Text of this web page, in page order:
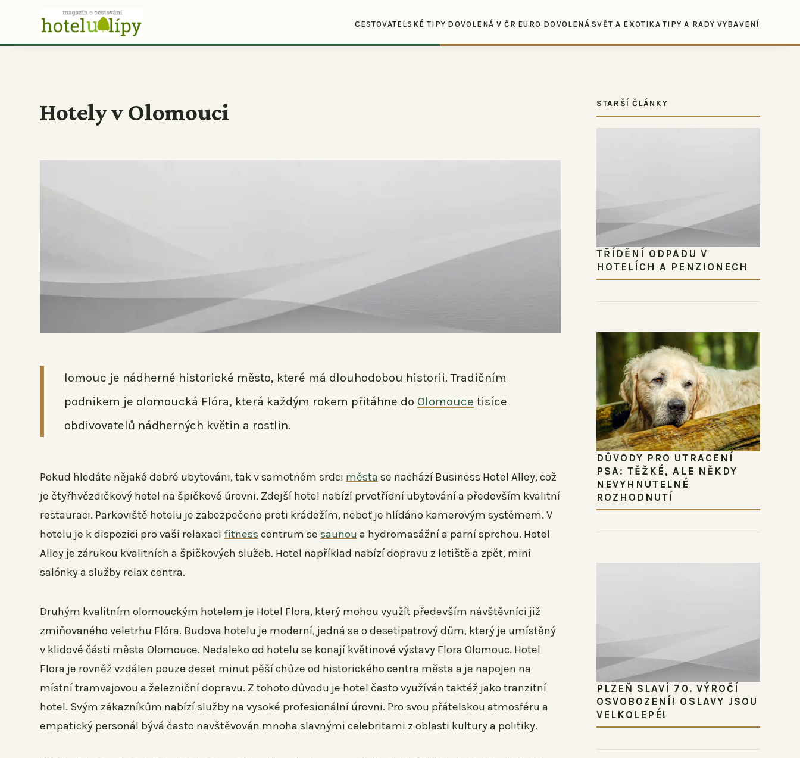
CESTOVATELSKÉ TIPY DOVOLENÁ V ČR EURO DOVOLENÁ SVĚT A EXOTIKA TIPY A RADY VYBAVENÍ
Hotely v Olomouci
lomouc je nádherné historické město, které má dlouhodobou historii. Tradičním
podnikem je olomoucká Flóra, která každým rokem přitáhne do Olomouce tisíce
obdivovatelů nádherných květin a rostlin.
Pokud hledáte nějaké dobré ubytováni, tak v samotném srdci města se nachází Business Hotel Alley, což
je čtyřhvězdičkový hotel na špičkové úrovni. Zdejší hotel nabízí prvotřídní ubytování a především kvalitní
restauraci. Parkoviště hotelu je zabezpečeno proti krádežím, neboť je hlídáno kamerovým systémem. V
hotelu je k dispozici pro vaši relaxaci fitness centrum se saunou a hydromasážní a parní sprchou. Hotel
Alley je zárukou kvalitních a špičkových služeb. Hotel například nabízí dopravu z letiště a zpět, mini
salónky a služby relax centra.
Druhým kvalitním olomouckým hotelem je Hotel Flora, který mohou využít především návštěvníci již
zmiňovaného veletrhu Flóra. Budova hotelu je moderní, jedná se o desetipatrový dům, který je umístěný
v klidové části města Olomouce. Nedaleko od hotelu se konají květinové výstavy Flora Olomouc. Hotel
Flora je rovněž vzdálen pouze deset minut pěší chůze od historického centra města a je napojen na
místní tramvajovou a železniční dopravu. Z tohoto důvodu je hotel často využíván taktéž jako tranzitní
hotel. Svým zákazníkům nabízí služby na vysoké profesionální úrovni. Pro svou přátelskou atmosféru a
empatický personál bývá často navštěvován mnoha slavnými celebritami z oblasti kultury a politiky.
STARŠÍ ČLÁNKY
TŘÍDĚNÍ ODPADU V
HOTELÍCH A PENZIONECH
DŮVODY PRO UTRACENÍ
PSA: TĚŽKÉ, ALE NĚKDY
NEVYHNUTELNÉ
ROZHODNUTÍ
PLZEŇ SLAVÍ 70. VÝROČÍ
OSVOBOZENÍ! OSLAVY JSOU
VELKOLEPÉ!